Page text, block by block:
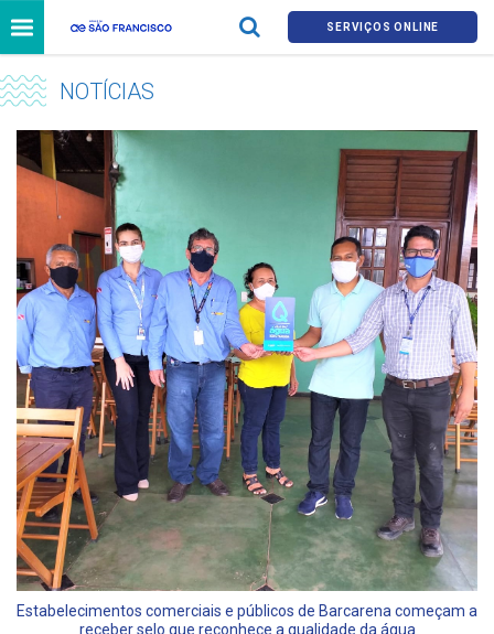
SERVIÇOS ONLINE
NOTÍCIAS
Estabelecimentos comerciais e públicos de Barcarena começam a
receber selo que reconhece a qualidade da água